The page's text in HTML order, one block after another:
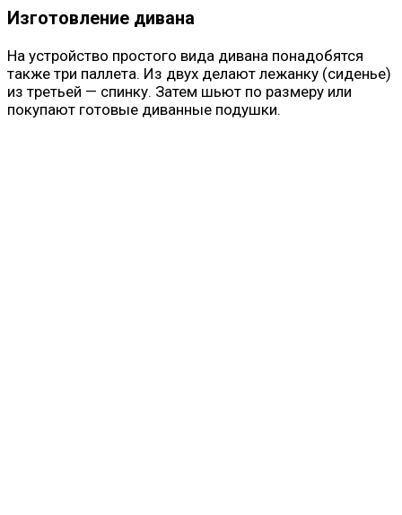
Изготовление дивана
На устройство простого вида дивана понадобятся
также три паллета. Из двух делают лежанку (сиденье)
из третьей — спинку. Затем шьют по размеру или
покупают готовые диванные подушки.